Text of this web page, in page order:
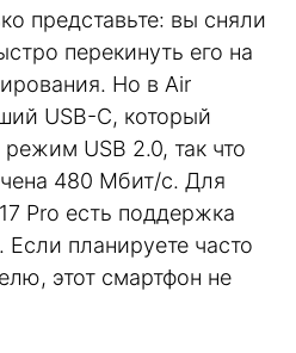
представьте: вы сняли
перекинуть его на
Но в Air
USB-C, который
USB 2.0, так что
480 Мбит/с. Для
Pro есть поддержка
Если планируете часто
этот смартфон не